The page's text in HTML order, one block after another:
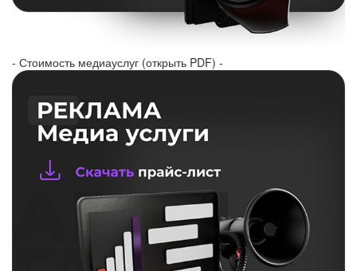
- Стоимость медиауслуг (открыть PDF) -